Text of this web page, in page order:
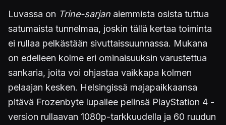
Luvassa on Trine-sarjan aiemmista osista tuttua
satumaista tunnelmaa, joskin tällä kertaa toiminta
ei rullaa pelkästään sivuttaissuunnassa. Mukana
on edelleen kolme eri ominaisuuksin varustettua
sankaria, joita voi ohjastaa vaikkapa kolmen
pelaajan kesken. Helsingissä majapaikkaansa
pitävä Frozenbyte lupailee pelinsä PlayStation 4 -
version rullaavan 1080p-tarkkuudella ja 60 ruudun